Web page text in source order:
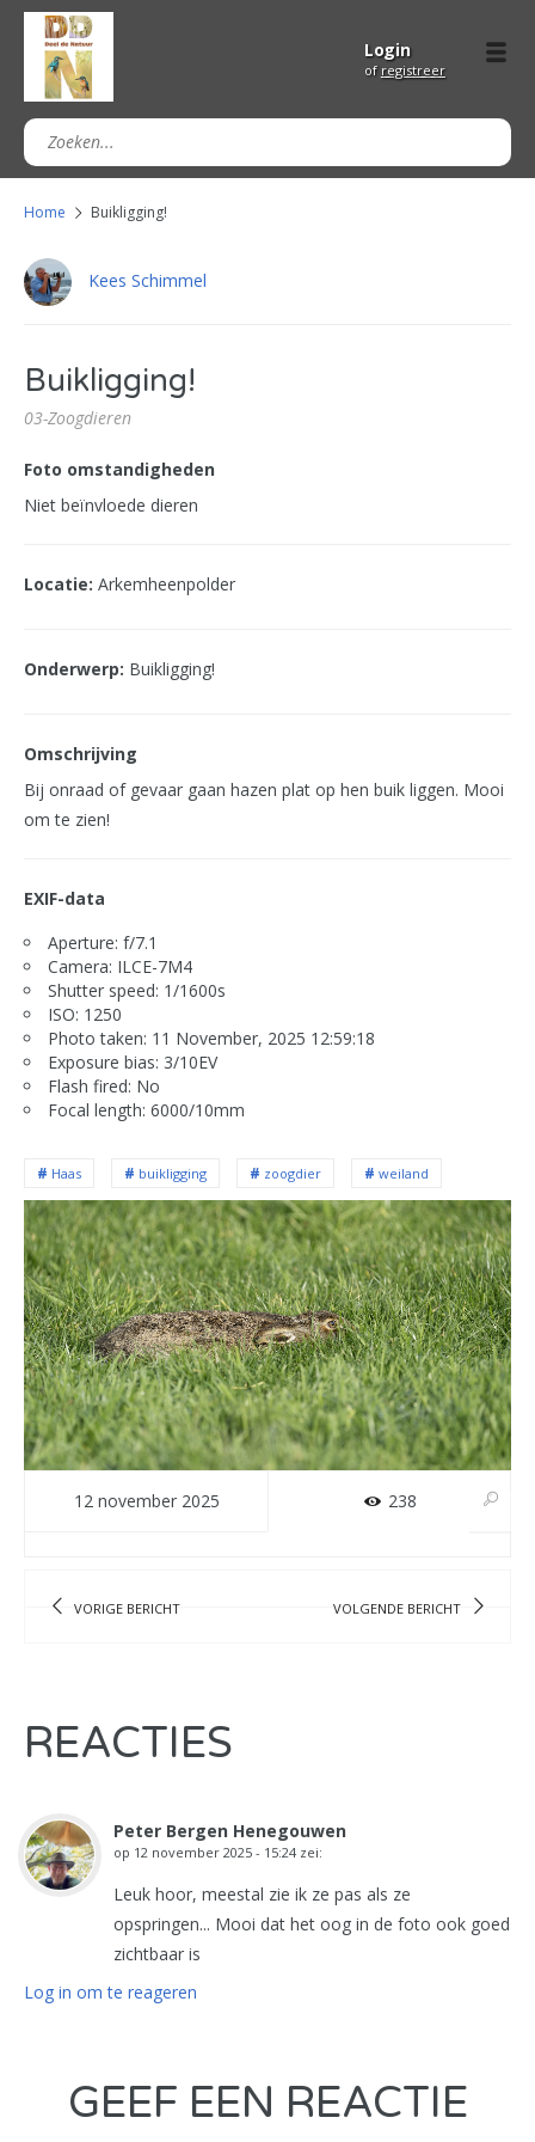
Login
of registreer
Home Buikligging!
Kees Schimmel
Buikligging!
03-Zoogdieren
Foto omstandigheden
Niet beïnvloede dieren
Locatie: Arkemheenpolder
Onderwerp: Buikligging!
Omschrijving
Bij onraad of gevaar gaan hazen plat op hen buik liggen. Mooi
om te zien!
EXIF-data
Aperture: f/7.1
Camera: ILCE-7M4
Shutter speed: 1/1600s
ISO: 1250
Photo taken: 11 November, 2025 12:59:18
Exposure bias: 3/10EV
Flash fired: No
Focal length: 6000/10mm
Haas buikligging zoogdier weiland
12 november 2025 238
VORIGE BERICHT VOLGENDE BERICHT
REACTIES
Peter Bergen Henegouwen
op 12 november 2025 - 15:24 zei:
Leuk hoor, meestal zie ik ze pas als ze
opspringen... Mooi dat het oog in de foto ook goed
zichtbaar is
Log in om te reageren
GEEF EEN REACTIE